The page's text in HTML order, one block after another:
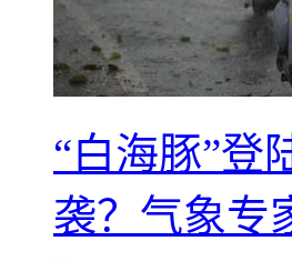
“白海豚”登
袭？气象专